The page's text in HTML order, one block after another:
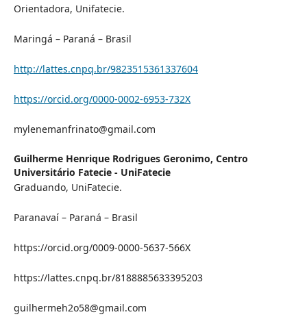
Orientadora, Unifatecie.
Maringá – Paraná – Brasil
http://lattes.cnpq.br/9823515361337604
https://orcid.org/0000-0002-6953-732X
mylenemanfrinato@gmail.com
Guilherme Henrique Rodrigues Geronimo, Centro
Universitário Fatecie - UniFatecie
Graduando, UniFatecie.
Paranavaí – Paraná – Brasil
https://orcid.org/0009-0000-5637-566X
https://lattes.cnpq.br/8188885633395203
guilhermeh2o58@gmail.com